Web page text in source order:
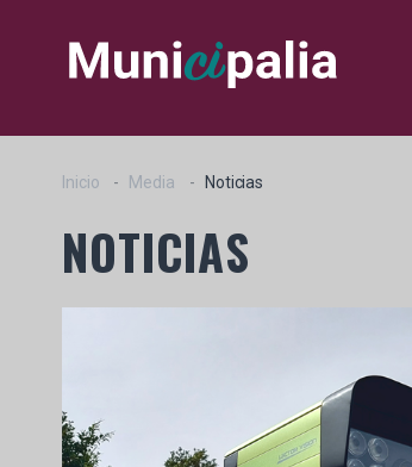
Inicio Media Noticias
NOTICIAS